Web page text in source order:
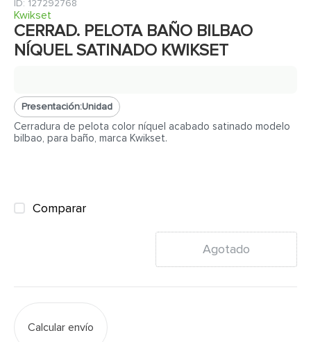
: 127292768
Kwikset
CERRAD. PELOTA BAÑO BILBAO
NÍQUEL SATINADO KWIKSET
Presentación:Unidad
Cerradura de pelota color níquel acabado satinado modelo
bilbao, para baño, marca Kwikset.
Comparar
Agotado
Calcular envío
8.
azulejo
9.
puerta